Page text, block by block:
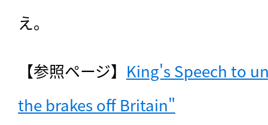
え。
【参照ページ】 King's Speech to
the brakes off Britain"